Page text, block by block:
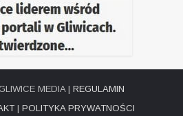
MEDIA | REGULAMIN
| POLITYKA PRYWATNOŚCI